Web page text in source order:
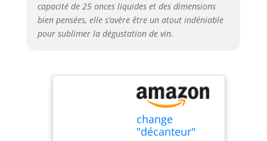
capacité de 25 onces liquides et des dimensions
bien pensées, elle s’avère être un atout indéniable
pour sublimer la dégustation de vin.
change
"décanteur"